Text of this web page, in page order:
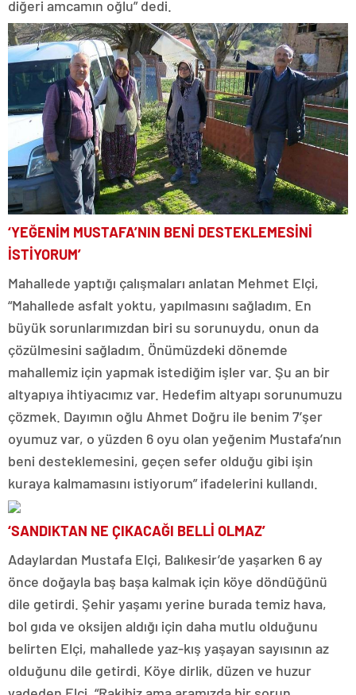
diğeri amcamın oğlu” dedi.
‘YEĞENİM MUSTAFA’NIN BENİ DESTEKLEMESİNİ
İSTİYORUM’
Mahallede yaptığı çalışmaları anlatan Mehmet Elçi,
“Mahallede asfalt yoktu, yapılmasını sağladım. En
büyük sorunlarımızdan biri su sorunuydu, onun da
çözülmesini sağladım. Önümüzdeki dönemde
mahallemiz için yapmak istediğim işler var. Şu an bir
altyapıya ihtiyacımız var. Hedefim altyapı sorunumuzu
çözmek. Dayımın oğlu Ahmet Doğru ile benim 7’şer
oyumuz var, o yüzden 6 oyu olan yeğenim Mustafa’nın
beni desteklemesini, geçen sefer olduğu gibi işin
kuraya kalmamasını istiyorum” ifadelerini kullandı.
‘SANDIKTAN NE ÇIKACAĞI BELLİ OLMAZ’
Adaylardan Mustafa Elçi, Balıkesir’de yaşarken 6 ay
önce doğayla baş başa kalmak için köye döndüğünü
dile getirdi. Şehir yaşamı yerine burada temiz hava,
bol gıda ve oksijen aldığı için daha mutlu olduğunu
belirten Elçi, mahallede yaz-kış yaşayan sayısının az
olduğunu dile getirdi. Köye dirlik, düzen ve huzur